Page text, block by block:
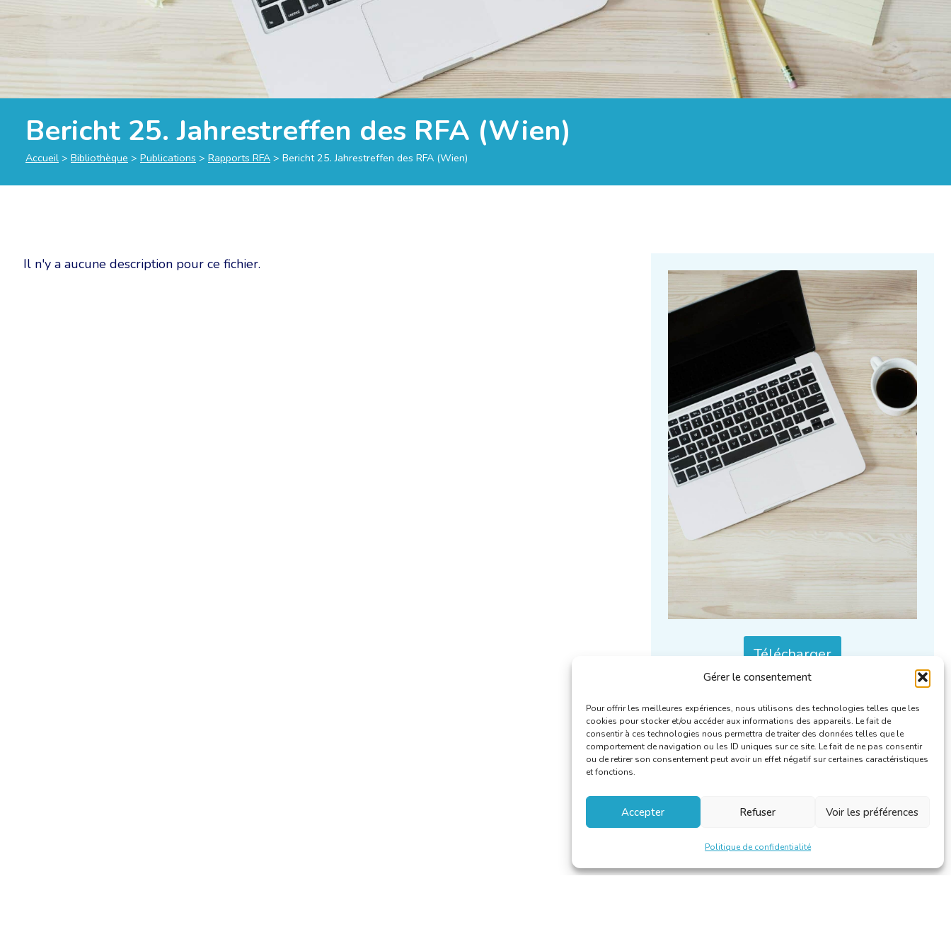
Gérer le consentement
Pour offrir les meilleures expériences, nous utilisons des technologies telles que les
cookies pour stocker et/ou accéder aux informations des appareils. Le fait de
consentir à ces technologies nous permettra de traiter des données telles que le
comportement de navigation ou les ID uniques sur ce site. Le fait de ne pas consentir
ou de retirer son consentement peut avoir un effet négatif sur certaines caractéristiques
et fonctions.
Accepter Refuser Voir les préférences
Politique de confidentialité
Bericht 25. Jahrestreffen des RFA (Wien)
Accueil > Bibliothèque > Publications > Rapports RFA > Bericht 25. Jahrestreffen des RFA (Wien)
Il n'y a aucune description pour ce fichier.
Télécharger
Catégories : Rapports RFA